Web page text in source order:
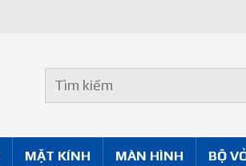
MẶT KÍNH MÀN HÌNH BỘ